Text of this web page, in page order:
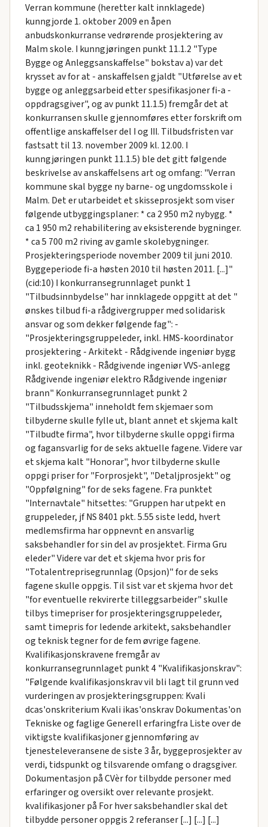
Verran kommune (heretter kalt innklagede)
kunngjorde 1. oktober 2009 en åpen
anbudskonkurranse vedrørende prosjektering av
Malm skole. I kunngjøringen punkt 11.1.2 "Type
Bygge og Anleggsanskaffelse" bokstav a) var det
krysset av for at - anskaffelsen gjaldt "Utførelse av et
bygge og anleggsarbeid etter spesifikasjoner fi-a -
oppdragsgiver", og av punkt 11.1.5) fremgår det at
konkurransen skulle gjennomføres etter forskrift om
offentlige anskaffelser del I og III. Tilbudsfristen var
fastsatt til 13. november 2009 kl. 12.00. I
kunngjøringen punkt 11.1.5) ble det gitt følgende
beskrivelse av anskaffelsens art og omfang: "Verran
kommune skal bygge ny barne- og ungdomsskole i
Malm. Det er utarbeidet et skisseprosjekt som viser
følgende utbyggingsplaner: * ca 2 950 m2 nybygg. *
ca 1 950 m2 rehabilitering av eksisterende bygninger.
* ca 5 700 m2 riving av gamle skolebygninger.
Prosjekteringsperiode november 2009 til juni 2010.
Byggeperiode fi-a høsten 2010 til høsten 2011. [...]"
(cid:10) I konkurransegrunnlaget punkt 1
"Tilbudsinnbydelse" har innklagede oppgitt at det "
ønskes tilbud fi-a rådgivergrupper med solidarisk
ansvar og som dekker følgende fag": -
"Prosjekteringsgruppeleder, inkl. HMS-koordinator
prosjektering - Arkitekt - Rådgivende ingeniør bygg
inkl. geoteknikk - Rådgivende ingeniør VVS-anlegg
Rådgivende ingeniør elektro Rådgivende ingeniør
brann" Konkurransegrunnlaget punkt 2
"Tilbudsskjema" inneholdt fem skjemaer som
tilbyderne skulle fylle ut, blant annet et skjema kalt
"Tilbudte firma", hvor tilbyderne skulle oppgi firma
og fagansvarlig for de seks aktuelle fagene. Videre var
et skjema kalt "Honorar", hvor tilbyderne skulle
oppgi priser for "Forprosjekt", "Detaljprosjekt" og
"Oppfølgning" for de seks fagene. Fra punktet
"Internavtale" hitsettes: "Gruppen har utpekt en
gruppeleder, jf NS 8401 pkt. 5.55 siste ledd, hvert
medlemsfirma har oppnevnt en ansvarlig
saksbehandler for sin del av prosjektet. Firma Gru
eleder" Videre var det et skjema hvor pris for
"Totalentreprisegrunnlag (Opsjon)" for de seks
fagene skulle oppgis. Til sist var et skjema hvor det
"for eventuelle rekvirerte tilleggsarbeider" skulle
tilbys timepriser for prosjekteringsgruppeleder,
samt timepris for ledende arkitekt, saksbehandler
og teknisk tegner for de fem øvrige fagene.
Kvalifikasjonskravene fremgår av
konkurransegrunnlaget punkt 4 "Kvalifikasjonskrav":
"Følgende kvalifikasjonskrav vil bli lagt til grunn ved
vurderingen av prosjekteringsgruppen: Kvali
dcas'onskriterium Kvali ikas'onskrav Dokumentas'on
Tekniske og faglige Generell erfaringfra Liste over de
viktigste kvalifikasjoner gjennomføring av
tjenesteleveransene de siste 3 år, byggeprosjekter av
verdi, tidspunkt og tilsvarende omfang o dragsgiver.
Dokumentasjon på CVèr for tilbydde personer med
erfaringer og oversikt over relevante prosjekt.
kvalifikasjoner på For hver saksbehandler skal det
tilbydde personer oppgis 2 referanser [...] [...] [...]